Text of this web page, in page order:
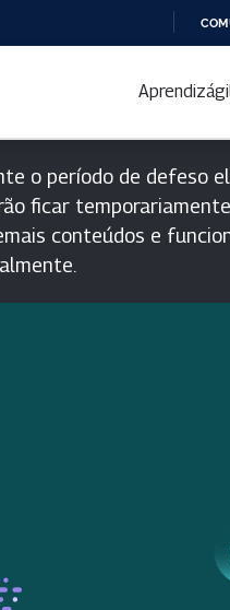
o período de defeso
ficar
conteúdos e